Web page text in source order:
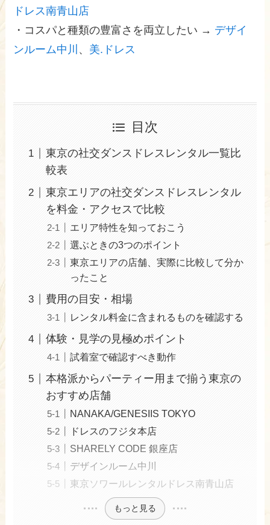
ドレス南青山店
・コスパと種類の豊富さを両立したい → デザイ
ンルーム中川 、 美.ドレス
目次
東京の社交ダンスドレスレンタル一覧比
較表
東京エリアの社交ダンスドレスレンタル
を料金・アクセスで比較
エリア特性を知っておこう
選ぶときの3つのポイント
東京エリアの店舗、実際に比較して分か
ったこと
費用の目安・相場
レンタル料金に含まれるものを確認する
体験・見学の見極めポイント
試着室で確認すべき動作
本格派からパーティー用まで揃う東京の
おすすめ店舗
NANAKA/GENESIIS TOKYO
ドレスのフジタ本店
SHARELY CODE 銀座店
デザインルーム中川
東京ソワールレンタルドレス南青山店
もっと見る